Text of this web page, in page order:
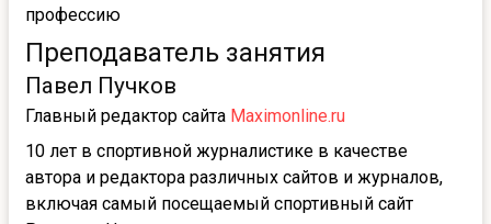
профессию
Преподаватель занятия
Павел Пучков
Главный редактор сайта Maximonline.ru
10 лет в спортивной журналистике в качестве
автора и редактора различных сайтов и журналов,
включая самый посещаемый спортивный сайт